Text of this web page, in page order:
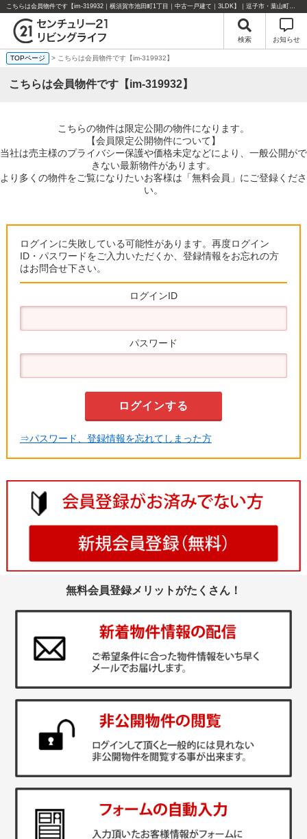
こちらは会員物件です【im-319932｜横須賀市池田町1丁目｜中古一戸建て｜3LDK】｜逗子市・葉山町・湘南エリアの不動産のことならセンチュリー21リビングライフにお任せください！
検索 お知らせ
TOPページ > こちらは会員物件です【im-319932】
こちらは会員物件です【im-319932】
こちらの物件は限定公開の物件になります。
【会員限定公開物件について】
当社は売主様のプライバシー保護や価格未定などにより、一般公開がで
きない最新物件があります。
より多くの物件をご覧になりたいお客様は「無料会員」にご登録くださ
い。
ログインに失敗している可能性があります。再度ログイン
ID・パスワードをご入力いただくか、登録情報をお忘れの方
はお問合せ下さい。
ログインID
パスワード
⇒パスワード、登録情報を忘れてしまった方
無料会員登録メリットがたくさん！